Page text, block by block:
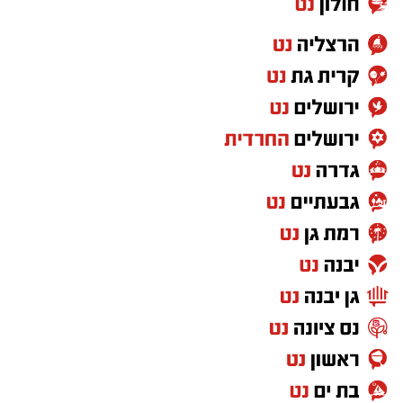
השטח הלא יציב של החול, ההתנגדות של המים
והמרחב הפתוח מזמינים את הילדים לחוות, לחקור
ולפתח מיומנויות חיוניות תוך כדי הנאה צרופה.
כדי למקסם את השהות בים ולהפוך אותה
להזדמנות מקדמת קבלו מספר טיפים והמלצות
לפעילויות פשוטות אך יעילות: